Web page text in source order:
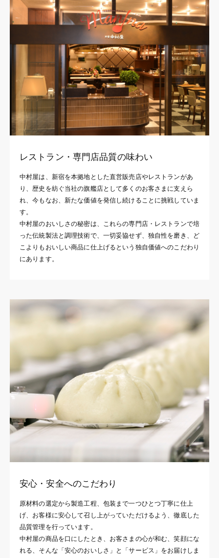
レストラン・専門店品質の味わい
中村屋は、新宿を本拠地とした直営販売店やレストランがあ
り、歴史を紡ぐ当社の旗艦店として多くのお客さまに支えら
れ、今もなお、新たな価値を発信し続けることに挑戦していま
す。
中村屋のおいしさの秘密は、これらの専門店・レストランで培
った伝統製法と調理技術で、一切妥協せず、独自性を磨き、ど
こよりもおいしい商品に仕上げるという独自価値へのこだわり
にあります。
安心・安全へのこだわり
原材料の選定から製造工程、包装まで一つひとつ丁寧に仕上
げ、お客様に安心して召し上がっていただけるよう、徹底した
品質管理を行っています。
中村屋の商品を口にしたとき、お客さまの心が和む、笑顔にな
れる、そんな「安心のおいしさ」と「サービス」をお届けしま